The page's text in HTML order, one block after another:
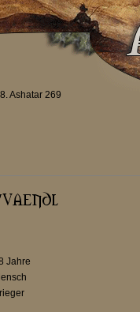
Ashatar 269
Jahre